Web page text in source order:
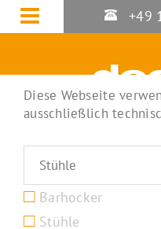
Zum
Inhalt
+49
Barhocker
Stühle
Diese Webseite
ausschließlich